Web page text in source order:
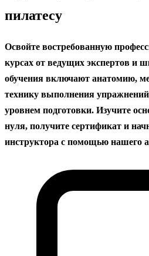
пилатесу
Освойте востребованную
курсах от ведущих экспертов и
обучения включают анатомию,
технику выполнения
уровнем подготовки. Изучите
нуля, получите сертификат и
инструктора с помощью нашего